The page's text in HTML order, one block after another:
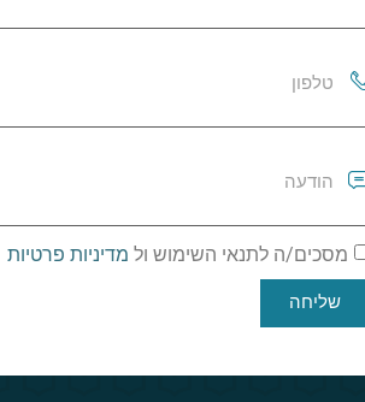
מסכים/ה לתנאי השימוש ול מדיניות פרטיות
שליחה